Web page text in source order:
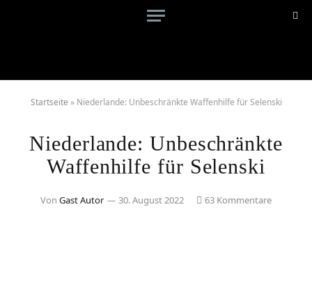
Startseite » Niederlande: Unbeschränkte Waffenhilfe für Selenski
Niederlande: Unbeschränkte
Waffenhilfe für Selenski
Von Gast Autor 30. August 2022 63 Kommentare